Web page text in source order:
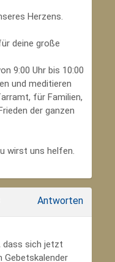
Herzens.
deine große
9:00 Uhr bis 10:00
und meditieren
für Familien,
der ganzen
wirst uns helfen.
Antworten
dass sich jetzt
Gebetskalender